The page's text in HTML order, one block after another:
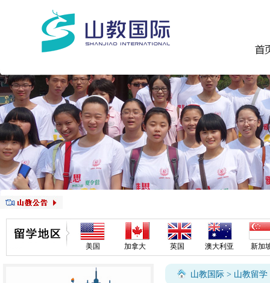
美国 加拿大 英国 澳大利亚 新加
山教国际 > 山教留学